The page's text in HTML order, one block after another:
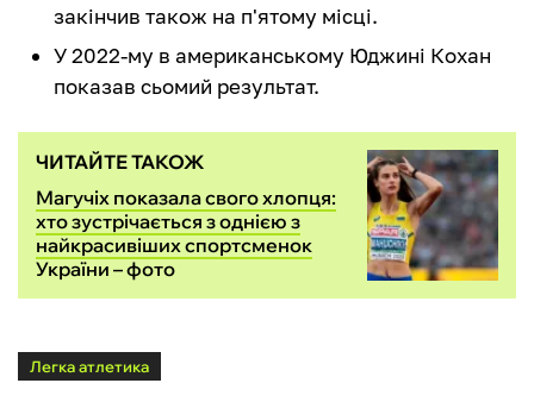
закінчив також на п'ятому місці.
У 2022-му в американському Юджині Кохан
показав сьомий результат.
ЧИТАЙТЕ ТАКОЖ
Магучіх показала свого хлопця:
хто зустрічається з однією з
найкрасивіших спортсменок
України – фото
Легка атлетика